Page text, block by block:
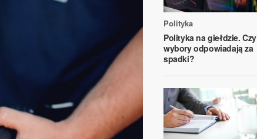
Polityka
Polityka na giełdzie. Czy
wybory odpowiadają za
spadki?